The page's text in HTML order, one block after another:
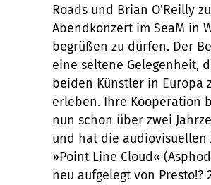
Roads und Brian O'Reilly
Abendkonzert im SeaM in
begrüßen zu dürfen. Der
eine seltene Gelegenheit,
beiden Künstler in Europa
erleben. Ihre Kooperation
nun schon über zwei
und hat die audiovisuellen
»Point Line Cloud«
neu aufgelegt von Presto!?